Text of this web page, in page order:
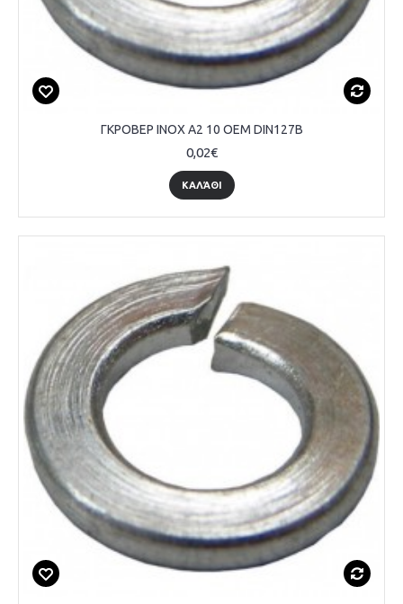
ΓΚΡΟΒΕΡ INOX A2 10 OEM DIN127B
0,02€
ΚΑΛΆΘΙ